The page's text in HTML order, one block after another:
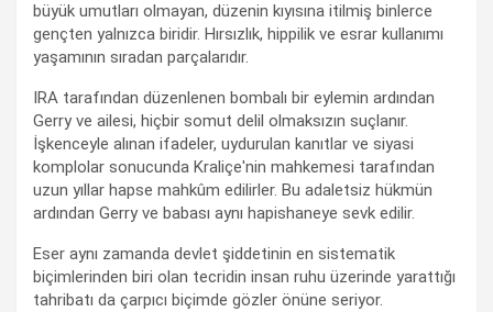
büyük umutları olmayan, düzenin kıyısına itilmiş binlerce
gençten yalnızca biridir. Hırsızlık, hippilik ve esrar kullanımı
yaşamının sıradan parçalarıdır.
IRA tarafından düzenlenen bombalı bir eylemin ardından
Gerry ve ailesi, hiçbir somut delil olmaksızın suçlanır.
İşkenceyle alınan ifadeler, uydurulan kanıtlar ve siyasi
komplolar sonucunda Kraliçe'nin mahkemesi tarafından
uzun yıllar hapse mahkûm edilirler. Bu adaletsiz hükmün
ardından Gerry ve babası aynı hapishaneye sevk edilir.
Eser aynı zamanda devlet şiddetinin en sistematik
biçimlerinden biri olan tecridin insan ruhu üzerinde yarattığı
tahribatı da çarpıcı biçimde gözler önüne seriyor.